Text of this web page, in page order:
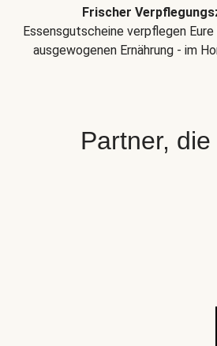
Frischer
Essensgutscheine verpflegen
ausgewogenen Ernährung - im
Partner,